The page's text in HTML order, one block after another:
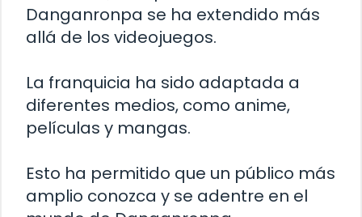
Danganronpa se ha extendido más
allá de los videojuegos.
La franquicia ha sido adaptada a
diferentes medios, como anime,
películas y mangas.
Esto ha permitido que un público más
amplio conozca y se adentre en el